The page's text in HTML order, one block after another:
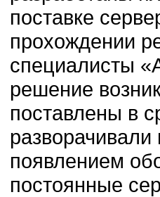
поставке
прохождении
специалисты
решение
поставлены в
появлением
постоянные